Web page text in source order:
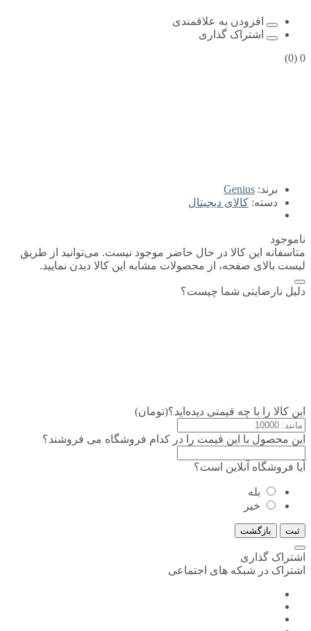
افزودن به علاقمندی
اشتراک گذاری
0
(0)
برند: Genius
دسته: کالای دیجیتال
ناموجود
متاسفانه این کالا در حال حاضر موجود نیست. می‌توانید از طریق
لیست بالای صفحه، از محصولات مشابه این کالا دیدن نمایید.
دلیل نارضایتی شما چیست؟
این کالا را با چه قیمتی دیده‌اید؟(تومان)
این محصول با این قیمت را در کدام فروشگاه می فروشند؟
آیا فروشگاه آنلاین است؟
بله
خیر
ثبت بازگشت
اشتراک گذاری
اشتراک در شبکه های اجتماعی